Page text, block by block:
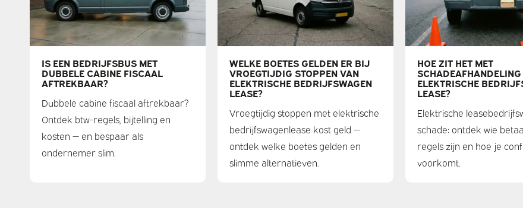
IS EEN BEDRIJFSBUS MET
DUBBELE CABINE FISCAAL
AFTREKBAAR?
Dubbele cabine fiscaal aftrekbaar?
Ontdek btw-regels, bijtelling en
kosten — en bespaar als
ondernemer slim.
WELKE BOETES GELDEN ER BIJ
VROEGTIJDIG STOPPEN VAN
ELEKTRISCHE BEDRIJFSWAGEN
LEASE?
Vroegtijdig stoppen met elektrische
bedrijfswagenlease kost geld —
ontdek welke boetes gelden en
slimme alternatieven.
HOE ZIT HET MET
ELEKTRISCHE
LEASE?
Elektrische
schade: ontdek wie
regels zijn en hoe je
voorkomt.